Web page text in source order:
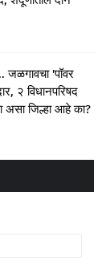
'पॉवर
२ विधानपरिषद
असा जिल्हा आहे का?